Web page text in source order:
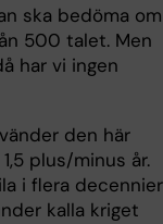
ska bedöma om
500 talet. Men
har vi ingen
den här
plus/minus år.
i flera decennier
kalla kriget